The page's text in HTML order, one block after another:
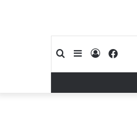
إضافةتسجيلفيسبوك